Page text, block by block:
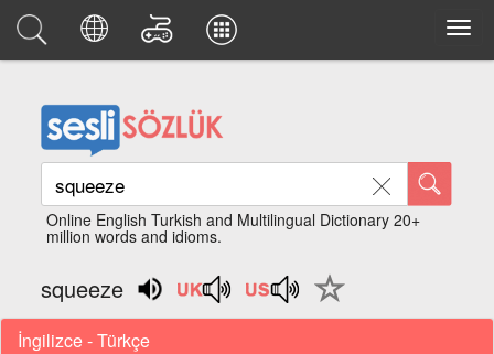
Online English Turkish and Multilingual Dictionary 20+
million words and idioms.
squeeze
İngilizce - Türkçe